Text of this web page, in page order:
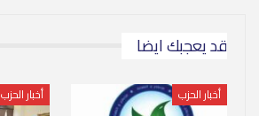
قد يعجبك ايضا
أخبار الحزب أخبار الحزب